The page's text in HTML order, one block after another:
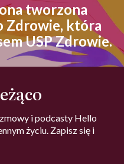
tworzona
Zdrowie, która
USP Zdrowie.
i podcasty Hello
życiu. Zapisz się i